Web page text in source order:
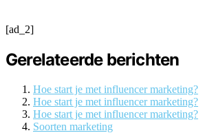
[ad_2]
Gerelateerde berichten
Hoe start je met influencer marketing?
Hoe start je met influencer marketing?
Hoe start je met influencer marketing?
Soorten marketing